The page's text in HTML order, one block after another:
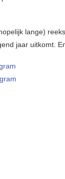
lange)
jaar uitkomt.